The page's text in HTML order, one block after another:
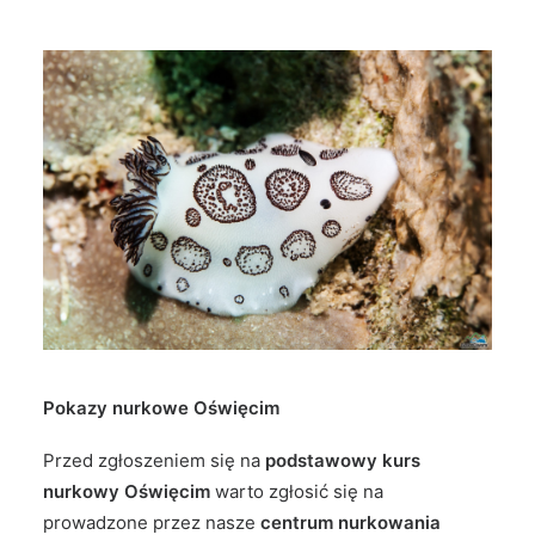
Pokazy nurkowe Oświęcim
Przed zgłoszeniem się na podstawowy kurs
nurkowy Oświęcim warto zgłosić się na
prowadzone przez nasze centrum nurkowania